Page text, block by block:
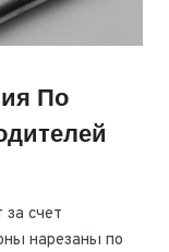
По
счет
нарезаны по